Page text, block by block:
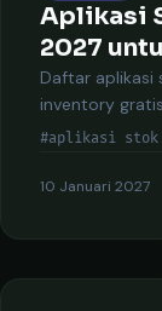
Aplikasi
2027
Daftar aplikasi
inventory
#aplikasi
10 Januari 2027